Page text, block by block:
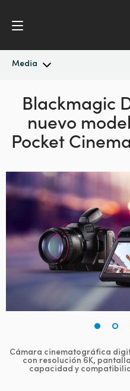
Media
Novedades
Archivo
Argentina
Australia
Austria
Brazil
Canada
China
Denmark
Hong Kong SAR, China
Blackmagic
nuevo
Pocket
Cámara cinematográfica
con resolución 6K,
capacidad y